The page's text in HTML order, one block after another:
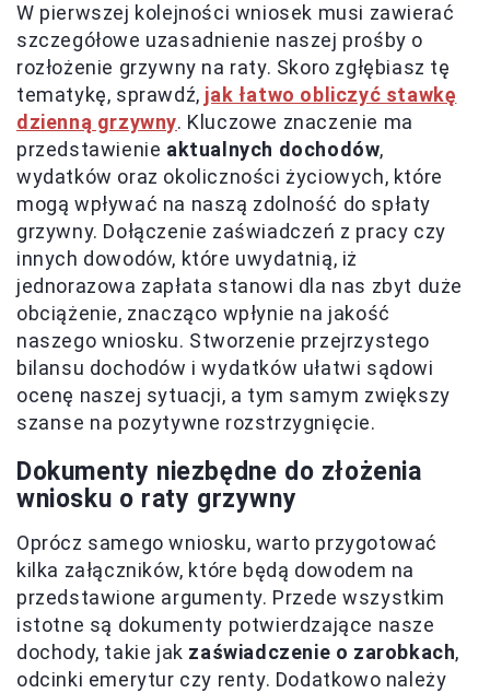
W pierwszej kolejności wniosek musi zawierać
szczegółowe uzasadnienie naszej prośby o
rozłożenie grzywny na raty. Skoro zgłębiasz tę
tematykę, sprawdź, jak łatwo obliczyć stawkę
dzienną grzywny. Kluczowe znaczenie ma
przedstawienie aktualnych dochodów,
wydatków oraz okoliczności życiowych, które
mogą wpływać na naszą zdolność do spłaty
grzywny. Dołączenie zaświadczeń z pracy czy
innych dowodów, które uwydatnią, iż
jednorazowa zapłata stanowi dla nas zbyt duże
obciążenie, znacząco wpłynie na jakość
naszego wniosku. Stworzenie przejrzystego
bilansu dochodów i wydatków ułatwi sądowi
ocenę naszej sytuacji, a tym samym zwiększy
szanse na pozytywne rozstrzygnięcie.
Dokumenty niezbędne do złożenia
wniosku o raty grzywny
Oprócz samego wniosku, warto przygotować
kilka załączników, które będą dowodem na
przedstawione argumenty. Przede wszystkim
istotne są dokumenty potwierdzające nasze
dochody, takie jak zaświadczenie o zarobkach,
odcinki emerytur czy renty. Dodatkowo należy